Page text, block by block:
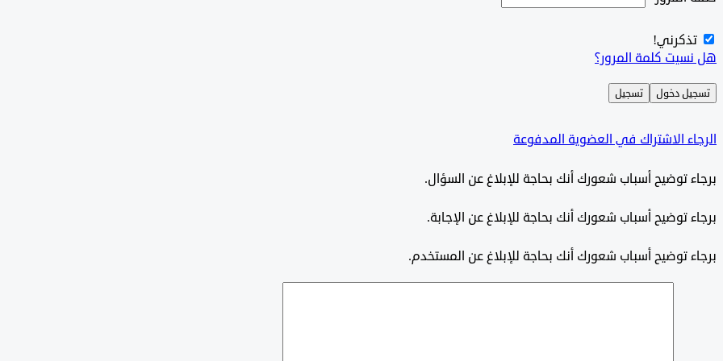
تذكرني!
هل نسيت كلمة المرور؟
تسجيل دخول تسجيل
الرجاء الاشتراك في العضوية المدفوعة
برجاء توضيح أسباب شعورك أنك بحاجة للإبلاغ عن السؤال.
برجاء توضيح أسباب شعورك أنك بحاجة للإبلاغ عن الإجابة.
برجاء توضيح أسباب شعورك أنك بحاجة للإبلاغ عن المستخدم.